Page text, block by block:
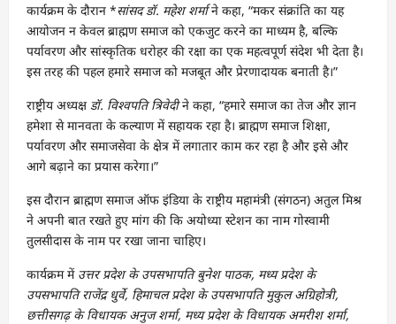
कार्यक्रम के दौरान *सांसद डॉ. महेश शर्माने कहा, “मकर संक्रांति का यह
आयोजन न केवल ब्राह्मण समाज को एकजुट करने का माध्यम है, बल्कि
पर्यावरण और सांस्कृतिक धरोहर की रक्षा का एक महत्वपूर्ण संदेश भी देता है।
इस तरह की पहल हमारे समाज को मजबूत और प्रेरणादायक बनाती है।”
राष्ट्रीय अध्यक्ष डॉ. विश्वपति त्रिवेदीने कहा, “हमारे समाज का तेज और ज्ञान
हमेशा से मानवता के कल्याण में सहायक रहा है। ब्राह्मण समाज शिक्षा,
पर्यावरण और समाजसेवा के क्षेत्र में लगातार काम कर रहा है और इसे और
आगे बढ़ाने का प्रयास करेगा।”
इस दौरान ब्राह्मण समाज ऑफ इंडिया के राष्ट्रीय महामंत्री (संगठन) अतुल मिश्र
ने अपनी बात रखते हुए मांग की कि अयोध्या स्टेशन का नाम गोस्वामी
तुलसीदास के नाम पर रखा जाना चाहिए।
कार्यक्रम में उत्तर प्रदेश के उपसभापति बुनेश पाठक, मध्य प्रदेश के
उपसभापति राजेंद्र धुर्वे, हिमाचल प्रदेश के उपसभापति मुकुल अग्रिहोत्री,
छत्तीसगढ़ के विधायक अनुज शर्मा, मध्य प्रदेश के विधायक अमरीश शर्मा,